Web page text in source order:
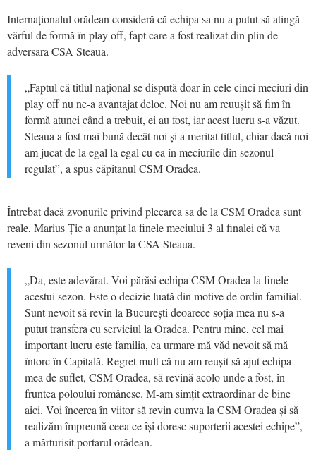
Internaționalul orădean consideră că echipa sa nu a putut să atingă
vârful de formă în play off, fapt care a fost realizat din plin de
adversara CSA Steaua.
„Faptul că titlul național se dispută doar în cele cinci meciuri din
play off nu ne-a avantajat deloc. Noi nu am reuușit să fim în
formă atunci când a trebuit, ei au fost, iar acest lucru s-a văzut.
Steaua a fost mai bună decât noi și a meritat titlul, chiar dacă noi
am jucat de la egal la egal cu ea în meciurile din sezonul
regulat”, a spus căpitanul CSM Oradea.
Întrebat dacă zvonurile privind plecarea sa de la CSM Oradea sunt
reale, Marius Țic a anunțat la finele meciului 3 al finalei că va
reveni din sezonul următor la CSA Steaua.
„Da, este adevărat. Voi părăsi echipa CSM Oradea la finele
acestui sezon. Este o decizie luată din motive de ordin familial.
Sunt nevoit să revin la București deoarece soția mea nu s-a
putut transfera cu serviciul la Oradea. Pentru mine, cel mai
important lucru este familia, ca urmare mă văd nevoit să mă
întorc în Capitală. Regret mult că nu am reușit să ajut echipa
mea de suflet, CSM Oradea, să revină acolo unde a fost, în
fruntea poloului românesc. M-am simțit extraordinar de bine
aici. Voi încerca în viitor să revin cumva la CSM Oradea și să
realizăm împreună ceea ce își doresc suporterii acestei echipe”,
a mărturisit portarul orădean.